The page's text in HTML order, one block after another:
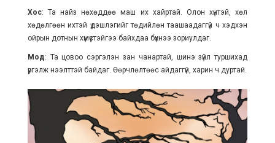
Хос: Та найз нөхөддөө маш их хайртай. Олон хүнтэй, хөл
хөдөлгөөн ихтэй үдэшлэгийг төдийлөн таашаадаггүй ч хэдхэн
ойрын дотнын хүмүүстэйгээ байхдаа бүхнээ зориулдаг.
Мод: Та цовоо сэргэлэн зан чанартай, шинэ зүйл туршихад
үргэлж нээлттэй байдаг. Өөрчлөлтөөс айдаггүй, харин ч дуртай.